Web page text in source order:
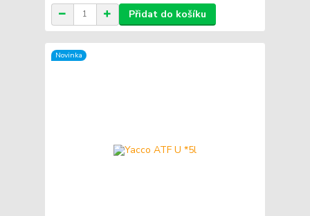
Přidat do košíku
Novinka